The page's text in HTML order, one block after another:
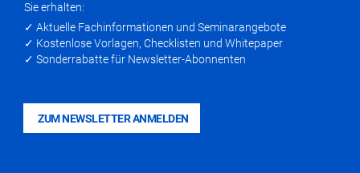
Sie erhalten:
✓ Aktuelle Fachinformationen und Seminarangebote
✓ Kostenlose Vorlagen, Checklisten und Whitepaper
✓ Sonderrabatte für Newsletter-Abonnenten
ZUM NEWSLETTER ANMELDEN